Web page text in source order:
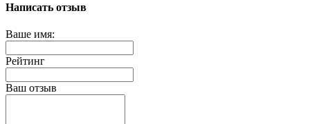
Написать отзыв
Ваше имя:
Рейтинг
Ваш отзыв